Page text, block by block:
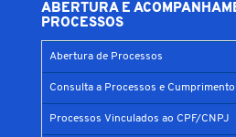
ABERTURA E
PROCESSOS
Abertura de Processos
Consulta a Processos e Cumprimento
Processos Vinculados ao CPF/CNPJ